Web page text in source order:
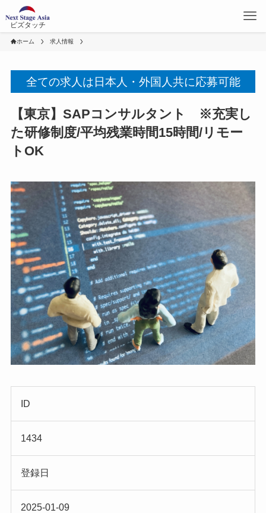
ビズタッチ
ホーム 求人情報
全ての求人は日本人・外国人共に応募可能
【東京】SAPコンサルタント ※充実し
た研修制度/平均残業時間15時間/リモー
トOK
ID
1434
登録日
2025-01-09